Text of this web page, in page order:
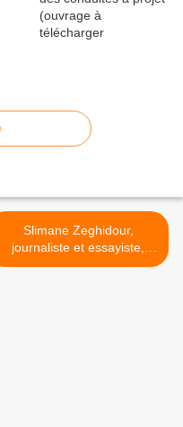
Slimane Zeghidour,
journaliste et essayiste,
rédacteur en chef à TV5